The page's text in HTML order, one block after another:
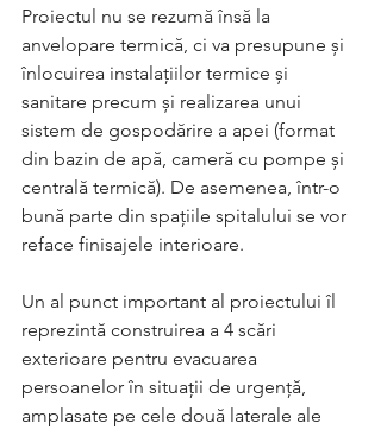
Proiectul nu se rezumă însă la
anvelopare termică, ci va presupune şi
înlocuirea instalaţiilor termice şi
sanitare precum şi realizarea unui
sistem de gospodărire a apei (format
din bazin de apă, cameră cu pompe şi
centrală termică). De asemenea, într-o
bună parte din spaţiile spitalului se vor
reface finisajele interioare.
Un al punct important al proiectului îl
reprezintă construirea a 4 scări
exterioare pentru evacuarea
persoanelor în situaţii de urgenţă,
amplasate pe cele două laterale ale